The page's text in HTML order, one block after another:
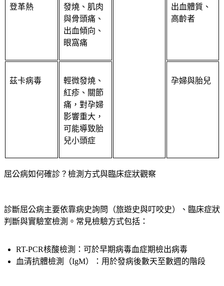
登革熱
發燒、肌肉
與骨頭痛、
出血傾向、
眼窩痛
出血體質、
高齡者
茲卡病毒
輕微發燒、
紅疹、關節
痛，對孕婦
影響重大，
可能導致胎
兒小頭症
孕婦與胎兒
屈公病如何確診？檢測方式與臨床症狀觀察
診斷屈公病主要依靠病史詢問（旅遊史與叮咬史）、臨床症狀
判斷與實驗室檢測。常見檢驗方式包括：
RT-PCR核酸檢測：可於早期病毒血症期檢出病毒
血清抗體檢測（IgM）：用於發病後數天至數週的階段